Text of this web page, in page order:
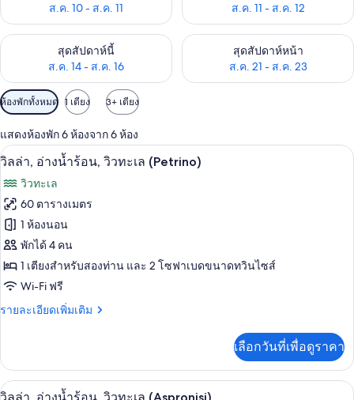
ส.ค. 10 - ส.ค. 11
ส.ค. 11 - ส.ค. 12
สุดสัปดาห์นี้
ส.ค. 14 - ส.ค. 16
ตรวจสอบจำนวนห้องพักว่างในสุดสัปดาห์นี้ ส.ค. 14 - ส.ค. 16
สุดสัปดาห์หน้า
ส.ค. 21 - ส.ค. 23
ตรวจสอบจำนวนห้องพักว่างใน
ตัว
กรอง
ที่
มี
ให้
สำหรับ
ห้อง
พัก
ห้องพักทั้งหมด 1 เตียง 3+ เตียง
แสดงห้องพัก 6 ห้องจาก 6 ห้อง
เปิด
ภาพถ่าย
ทั้งหมด
ของ
วิลล่า,
อ่าง
น้ำ
ร้อน,
ทะเล
(Petrino)
วิลล่า, อ่างน้ำร้อน, วิวทะเล (Petrino) | ร
29
วิลล่า, อ่างน้ำร้อน, วิวทะเล (Petrino)
วิวทะเล
60 ตารางเมตร
1 ห้องนอน
พักได้ 4 คน
1 เตียงสำหรับสองท่าน และ 2 โซฟาเบดขนาดทวินไซส์
Wi-Fi ฟรี
รายละเอียดเพิ่มเติม
ราย
เกี่ยว
กับ
วิลล่า,
เลือกวันที่เพื่อดูราคา
เปิด
วิลล่า, อ่างน้ำร้อน, วิวทะเล (Aspronisi) |
21